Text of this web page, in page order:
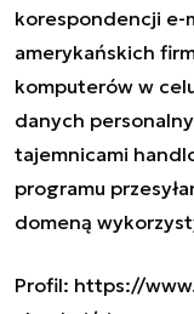
korespondencji e-
amerykańskich
komputerów w
danych
tajemnicami
programu
domeną
Profil: https://